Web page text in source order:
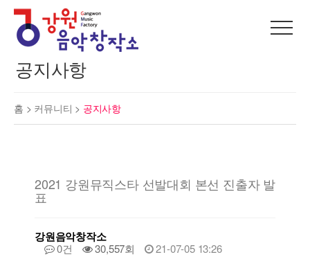
공지사항
홈 > 커뮤니티 > 공지사항
2021 강원뮤직스타 선발대회 본선 진출자 발
표
강원음악창작소
0건 30,557회 21-07-05 13:26